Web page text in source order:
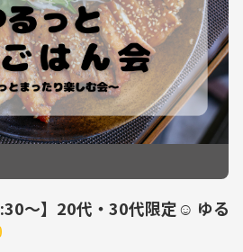
〜】20代・30代限定☺️ ゆる